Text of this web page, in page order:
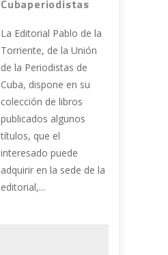
Cubaperiodistas
La Editorial Pablo de la
Torriente, de la Unión
de la Periodistas de
Cuba, dispone en su
colección de libros
publicados algunos
títulos, que el
interesado puede
adquirir en la sede de la
editorial,...